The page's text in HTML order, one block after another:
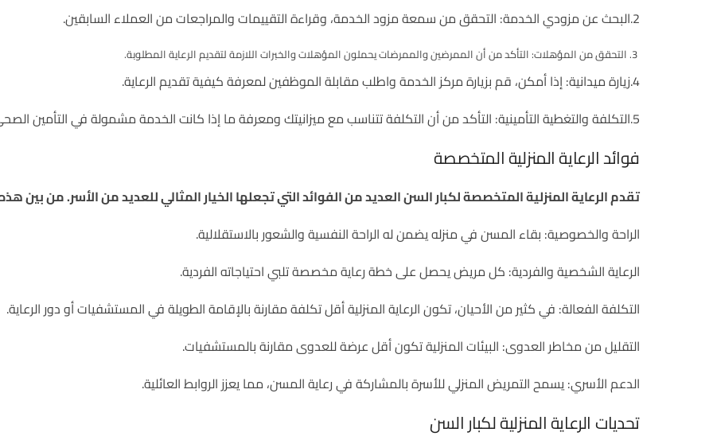
2.البحث عن مزودي الخدمة: التحقق من سمعة مزود الخدمة، وقراءة التقييمات والمراجعات من العملاء السابقين.
التحقق من المؤهلات: التأكد من أن الممرضين والممرضات يحملون المؤهلات والخبرات اللازمة لتقديم الرعاية المطلوبة.
4.زيارة ميدانية: إذا أمكن، قم بزيارة مركز الخدمة واطلب مقابلة الموظفين لمعرفة كيفية تقديم الرعاية.
5.التكلفة والتغطية التأمينية: التأكد من أن التكلفة تتناسب مع ميزانيتك ومعرفة ما إذا كانت الخدمة مشمولة في التأمين الصحي.
فوائد الرعاية المنزلية المتخصصة
تقدم الرعاية المنزلية المتخصصة لكبار السن العديد من الفوائد التي تجعلها الخيار المثالي للعديد من الأسر. من بين
الراحة والخصوصية: بقاء المسن في منزله يضمن له الراحة النفسية والشعور بالاستقلالية.
الرعاية الشخصية والفردية: كل مريض يحصل على خطة رعاية مخصصة تلبي احتياجاته الفردية.
التكلفة الفعالة: في كثير من الأحيان، تكون الرعاية المنزلية أقل تكلفة مقارنة بالإقامة الطويلة في المستشفيات أو دور الرعاية.
التقليل من مخاطر العدوى: البيئات المنزلية تكون أقل عرضة للعدوى مقارنة بالمستشفيات.
الدعم الأسري: يسمح التمريض المنزلي للأسرة بالمشاركة في رعاية المسن، مما يعزز الروابط العائلية.
تحديات الرعاية المنزلية لكبار السن